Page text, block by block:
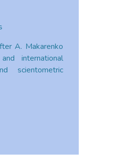
A. Makarenko
international
scientometric